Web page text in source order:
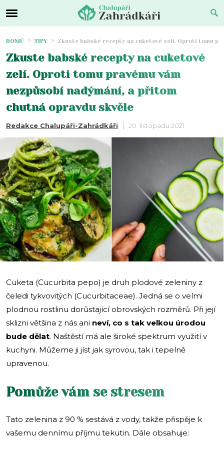
DOMŮ TIPY Zkuste babské recepty na cuketové zelí. Oproti tomu
Zkuste babské recepty na cuketové
zelí. Oproti tomu pravému vám
nezpůsobí nadýmání, a přitom
chutná opravdu skvěle
Redakce Chalupáři-Zahrádkáři 20. listopadu 2021
Cuketa (Cucurbita pepo) je druh plodové zeleniny z
čeledi tykvovitých (Cucurbitaceae). Jedná se o velmi
plodnou rostlinu dorůstající obrovských rozměrů. Při její
sklizni většina z nás ani neví, co s tak velkou úrodou
bude dělat. Naštěstí má ale široké spektrum využití v
kuchyni. Můžeme ji jíst jak syrovou, tak i tepelně
upravenou.
Pomůže vám se stresem
Tato zelenina z 90 % sestává z vody, takže přispěje k
vašemu dennímu příjmu tekutin. Dále obsahuje: